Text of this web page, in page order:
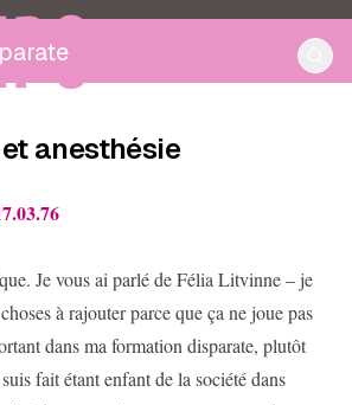
anesthésie
Je vous ai parlé de Félia Litvinne – je
à rajouter parce que ça ne joue pas
dans ma formation disparate, plutôt
fait étant enfant de la société dans